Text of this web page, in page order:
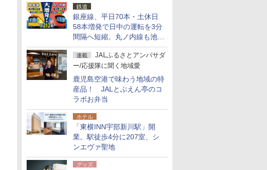
鉄道
銀座線、平日70本・土休日
58本増発で日中の運転を3分
間隔へ短縮。丸ノ内線も池袋
～中野坂上を4分間隔に
連載
JALふるさとアンバサダ
ー/応援隊に聞く地域愛
鹿児島空港で味わう地域の特
産品！ JALとぶえん亭のコ
ラボお弁当
ホテル
「東横INN宇部新川駅」開
業。駅徒歩4分に207室、シ
ンエヴァ聖地
グッズ